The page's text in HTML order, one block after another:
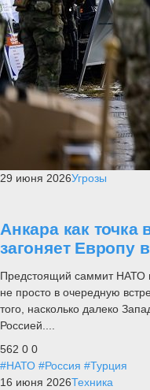
29 июня 2026Угрозы
Анкара как
загоняет Европу
Предстоящий саммит НАТО
не просто в очередную
того, насколько далеко
Россией....
562 0 0
#НАТО #Россия #Турция
16 июня 2026Техника